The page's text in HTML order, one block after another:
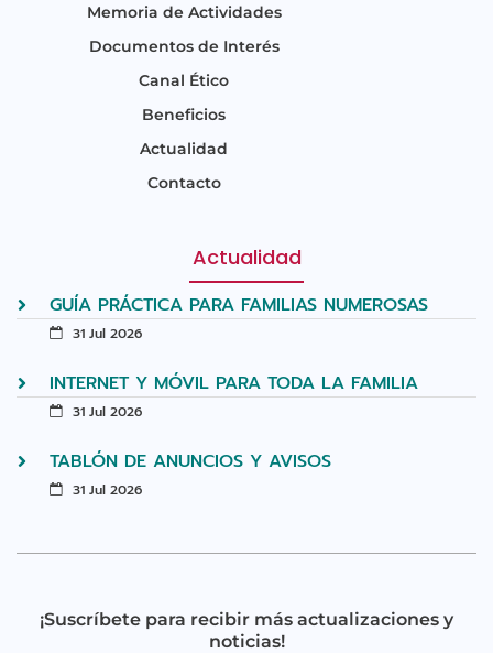
Memoria de Actividades
Documentos de Interés
Canal Ético
Beneficios
Actualidad
Contacto
Actualidad
GUÍA PRÁCTICA PARA FAMILIAS NUMEROSAS
31 Jul 2026
INTERNET Y MÓVIL PARA TODA LA FAMILIA
31 Jul 2026
TABLÓN DE ANUNCIOS Y AVISOS
31 Jul 2026
¡Suscríbete para recibir más actualizaciones y
noticias!